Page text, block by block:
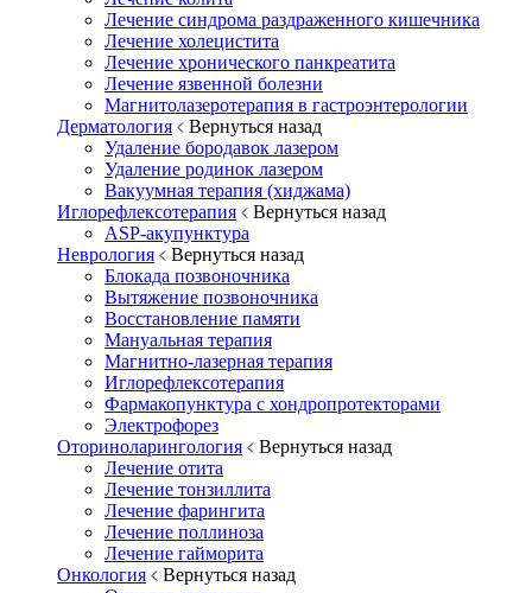
Лечение синдрома раздраженного кишечника
Лечение холецистита
Лечение хронического панкреатита
Лечение язвенной болезни
Магнитолазеротерапия в гастроэнтерологии
Дерматология
Вернуться назад
Удаление бородавок лазером
Удаление родинок лазером
Вакуумная терапия (хиджама)
Иглорефлексотерапия
Вернуться назад
ASP-акупунктура
Неврология
Вернуться назад
Блокада позвоночника
Вытяжение позвоночника
Восстановление памяти
Мануальная терапия
Магнитно-лазерная терапия
Иглорефлексотерапия
Фармакопунктура с хондропротекторами
Электрофорез
Оториноларингология
Вернуться назад
Лечение отита
Лечение тонзиллита
Лечение фарингита
Лечение поллиноза
Лечение гайморита
Онкология
Вернуться назад